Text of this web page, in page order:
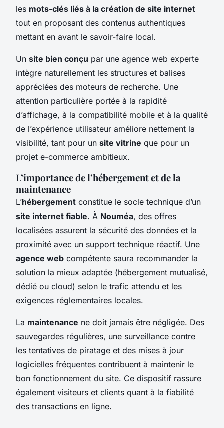
les mots-clés liés à la création de site internet
tout en proposant des contenus authentiques
mettant en avant le savoir-faire local.
Un site bien conçu par une agence web experte
intègre naturellement les structures et balises
appréciées des moteurs de recherche. Une
attention particulière portée à la rapidité
d’affichage, à la compatibilité mobile et à la qualité
de l’expérience utilisateur améliore nettement la
visibilité, tant pour un site vitrine que pour un
projet e-commerce ambitieux.
L’importance de l’hébergement et de la
maintenance
L’hébergement constitue le socle technique d’un
site internet fiable. À Nouméa, des offres
localisées assurent la sécurité des données et la
proximité avec un support technique réactif. Une
agence web compétente saura recommander la
solution la mieux adaptée (hébergement mutualisé,
dédié ou cloud) selon le trafic attendu et les
exigences réglementaires locales.
La maintenance ne doit jamais être négligée. Des
sauvegardes régulières, une surveillance contre
les tentatives de piratage et des mises à jour
logicielles fréquentes contribuent à maintenir le
bon fonctionnement du site. Ce dispositif rassure
également visiteurs et clients quant à la fiabilité
des transactions en ligne.